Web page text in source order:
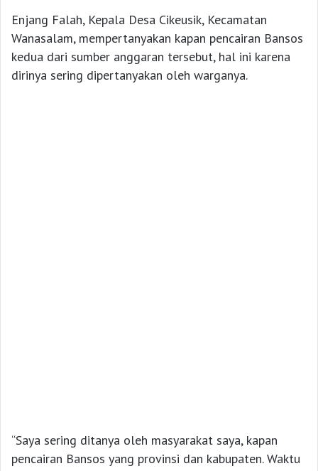
Enjang Falah, Kepala Desa Cikeusik, Kecamatan
Wanasalam, mempertanyakan kapan pencairan Bansos
kedua dari sumber anggaran tersebut, hal ini karena
dirinya sering dipertanyakan oleh warganya.
“Saya sering ditanya oleh masyarakat saya, kapan
pencairan Bansos yang provinsi dan kabupaten. Waktu